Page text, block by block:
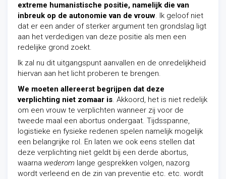
extreme humanistische positie, namelijk die van
inbreuk op de autonomie van de vrouw. Ik geloof niet
dat er een ander of sterker argument ten grondslag ligt
aan het verdedigen van deze positie als men een
redelijke grond zoekt.
Ik zal nu dit uitgangspunt aanvallen en de onredelijkheid
hiervan aan het licht proberen te brengen.
We moeten allereerst begrijpen dat deze
verplichting niet zomaar is. Akkoord, het is niet redelijk
om een vrouw te verplichten wanneer zij voor de
tweede maal een abortus ondergaat. Tijdsspanne,
logistieke en fysieke redenen spelen namelijk mogelijk
een belangrijke rol. En laten we ook eens stellen dat
deze verplichting niet geldt bij een derde abortus,
waarna wederom lange gesprekken volgen, nazorg
wordt verleend en de zin van preventie etc. etc. wordt